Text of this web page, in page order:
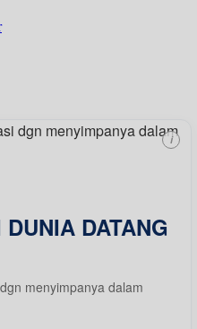
DATANG
menyimpanya dalam
i